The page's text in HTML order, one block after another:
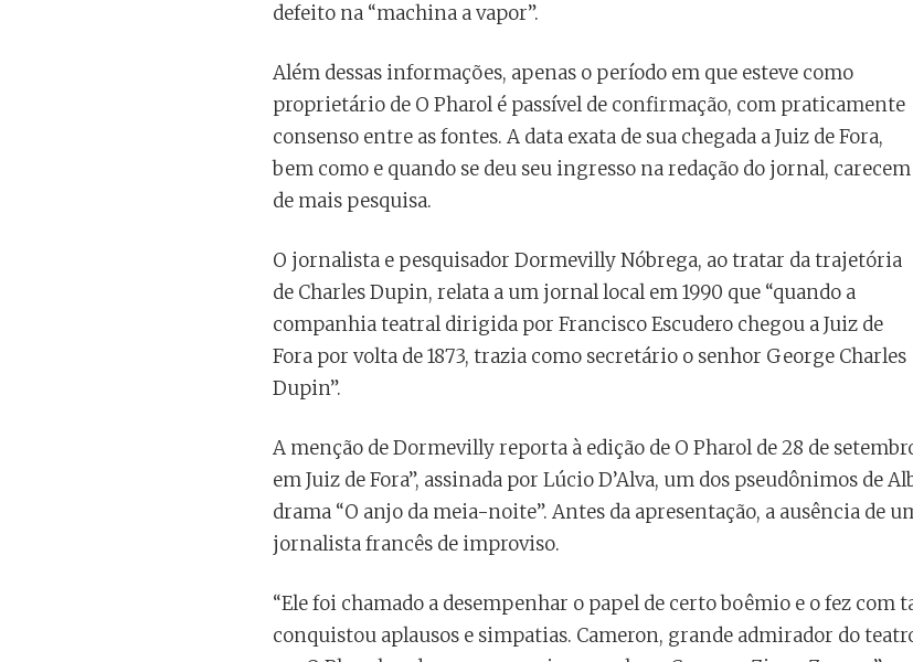
defeito na “machina a vapor”.
Além dessas informações, apenas o período em que esteve como
proprietário de O Pharol é passível de confirmação, com praticamente
consenso entre as fontes. A data exata de sua chegada a Juiz de Fora,
bem como e quando se deu seu ingresso na redação do jornal, carecem
de mais pesquisa.
O jornalista e pesquisador Dormevilly Nóbrega, ao tratar da trajetória
de Charles Dupin, relata a um jornal local em 1990 que “quando a
companhia teatral dirigida por Francisco Escudero chegou a Juiz de
Fora por volta de 1873, trazia como secretário o senhor George Charles
Dupin”.
A menção de Dormevilly reporta à edição de O Pharol de 28 de
em Juiz de Fora”, assinada por Lúcio D’Alva, um dos pseudônimos de
drama “O anjo da meia-noite”. Antes da apresentação, a ausência de
jornalista francês de improviso.
“Ele foi chamado a desempenhar o papel de certo boêmio e o fez com
conquistou aplausos e simpatias. Cameron, grande admirador do